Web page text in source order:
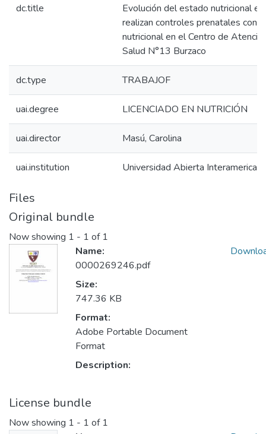
dc.title
Evolución del estado nutricional
realizan controles prenatales con
nutricional en el Centro de
Salud N°13 Burzaco
dc.type TRABAJOF
uai.degree LICENCIADO EN NUTRICIÓN
uai.director Masú, Carolina
uai.institution Universidad Abierta Interamericana
Files
Original bundle
Now showing 1 - 1 of 1
Name:
0000269246.pdf
Size:
747.36 KB
Format:
Adobe Portable Document
Format
Description:
License bundle
Now showing 1 - 1 of 1